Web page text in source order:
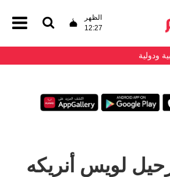
الظهر
12:27
ودولية
لويس أنريكه